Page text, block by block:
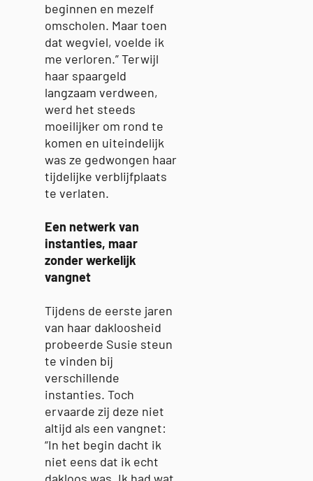
beginnen en mezelf
omscholen. Maar toen
dat wegviel, voelde ik
me verloren.” Terwijl
haar spaargeld
langzaam verdween,
werd het steeds
moeilijker om rond te
komen en uiteindelijk
was ze gedwongen haar
tijdelijke verblijfplaats
te verlaten.
Een netwerk van
instanties, maar
zonder werkelijk
vangnet
Tijdens de eerste jaren
van haar dakloosheid
probeerde Susie steun
te vinden bij
verschillende
instanties. Toch
ervaarde zij deze niet
altijd als een vangnet:
“In het begin dacht ik
niet eens dat ik echt